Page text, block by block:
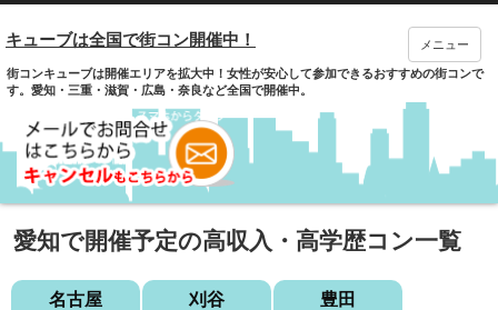
キューブは全国で街コン開催中！
街コンキューブは開催エリアを拡大中！女性が安心して参加できるおすすめの街コンで
す。愛知・三重・滋賀・広島・奈良など全国で開催中。
メニュー
愛知で開催予定の高収入・高学歴コン一覧
名古屋 刈谷 豊田